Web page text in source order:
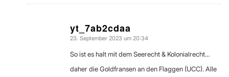
yt_7ab2cdaa
sagte:
23. September 2023 um 20:34
So ist es halt mit dem Seerecht & Kolonialrecht…
daher die Goldfransen an den Flaggen (UCC). Alle